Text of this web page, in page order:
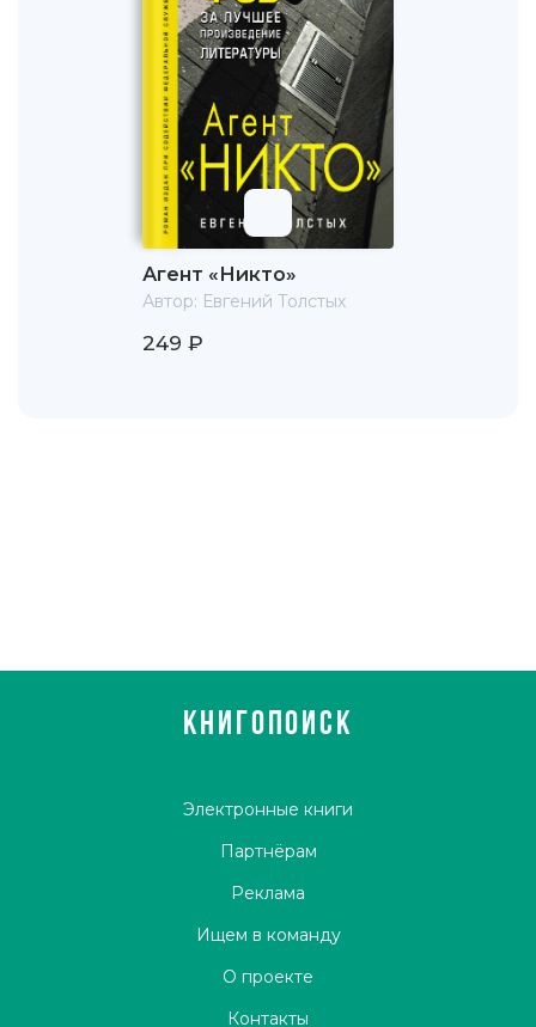
Агент «Никто»
Автор: Евгений Толстых
249 ₽
КНИГОПОИСК
Электронные книги
Партнёрам
Реклама
Ищем в команду
О проекте
Контакты